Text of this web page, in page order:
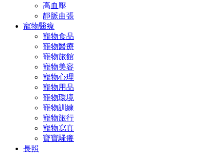
高血壓
靜脈曲張
寵物醫療
寵物食品
寵物醫療
寵物旅館
寵物美容
寵物心理
寵物用品
寵物環境
寵物訓練
寵物旅行
寵物寫真
寶寶騷癢
長照